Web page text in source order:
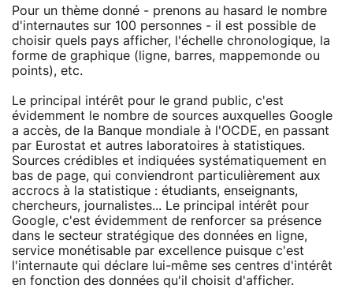
Pour un thème donné - prenons au hasard le nombre
d'internautes sur 100 personnes - il est possible de
choisir quels pays afficher, l'échelle chronologique, la
forme de graphique (ligne, barres, mappemonde ou
points), etc.
Le principal intérêt pour le grand public, c'est
évidemment le nombre de sources auxquelles Google
a accès, de la Banque mondiale à l'OCDE, en passant
par Eurostat et autres laboratoires à statistiques.
Sources crédibles et indiquées systématiquement en
bas de page, qui conviendront particulièrement aux
accrocs à la statistique : étudiants, enseignants,
chercheurs, journalistes... Le principal intérêt pour
Google, c'est évidemment de renforcer sa présence
dans le secteur stratégique des données en ligne,
service monétisable par excellence puisque c'est
l'internaute qui déclare lui-même ses centres d'intérêt
en fonction des données qu'il choisit d'afficher.